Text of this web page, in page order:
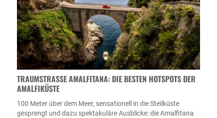
TRAUMSTRASSE AMALFITANA: DIE BESTEN HOTSPOTS DER A
MALFIKÜSTE
100 Meter über dem Meer, sensationell in die Steilküste
gesprengt und dazu spektakuläre Ausblicke: die Amalfitana